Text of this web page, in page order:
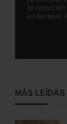
MÁS LEÍDAS